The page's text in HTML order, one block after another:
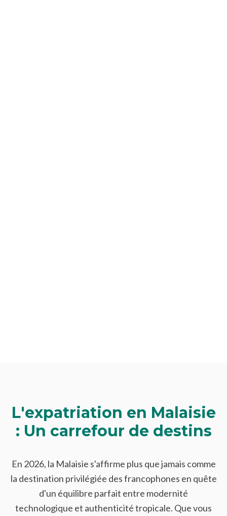
L'expatriation en Malaisie
: Un carrefour de destins
En 2026, la Malaisie s'affirme plus que jamais comme
la destination privilégiée des francophones en quête
d'un équilibre parfait entre modernité
technologique et authenticité tropicale. Que vous